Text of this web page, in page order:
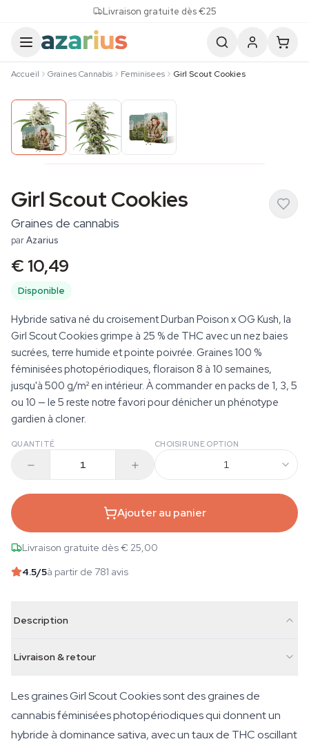
Livraison gratuite dès €25
Accueil Graines Cannabis Feminisees Girl Scout Cookies
Girl Scout Cookies
Graines de cannabis
parAzarius
€ 10,49
Disponible
Hybride sativa né du croisement Durban Poison x OG Kush, la
Girl Scout Cookies grimpe à 25 % de THC avec un nez baies
sucrées, terre humide et pointe poivrée. Graines 100 %
féminisées photopériodiques, floraison 8 à 10 semaines,
jusqu'à 500 g/m² en intérieur. À commander en packs de 1, 3, 5
ou 10 — le 5 reste notre favori pour dénicher un phénotype
gardien à cloner.
QUANTITÉ CHOISIR UNE OPTION
1
Ajouter au panier
Livraison gratuite dès € 25,00
4.5/5à partir de 781 avis
Description
Livraison & retour
Les graines Girl Scout Cookies sont des graines de
cannabis féminisées photopériodiques qui donnent un
hybride à dominance sativa, avec un taux de THC oscillant